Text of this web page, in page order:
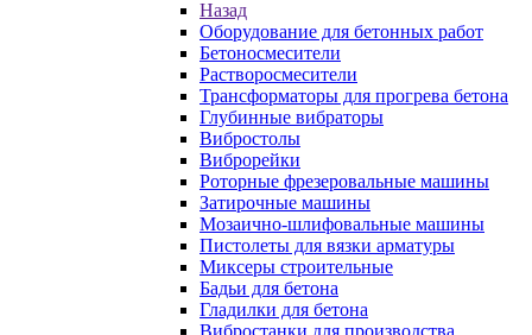
Назад
Оборудование для бетонных работ
Бетоносмесители
Растворосмесители
Трансформаторы для прогрева бетона
Глубинные вибраторы
Вибростолы
Виброрейки
Роторные фрезеровальные машины
Затирочные машины
Мозаично-шлифовальные машины
Пистолеты для вязки арматуры
Миксеры строительные
Бадьи для бетона
Гладилки для бетона
Вибростанки для производства